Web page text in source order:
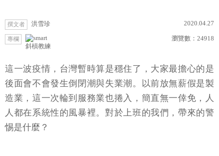
撰文者 洪雪珍 2020.04.27
專欄
斜槓教練
瀏覽數： 24918
這一波疫情，台灣暫時算是穩住了，大家最擔心的是
後面會不會發生倒閉潮與失業潮。以前放無薪假是製
造業，這一次輪到服務業也捲入，簡直無一倖免，人
人都在系統性的風暴裡。對於上班的我們，帶來的警
惕是什麼？